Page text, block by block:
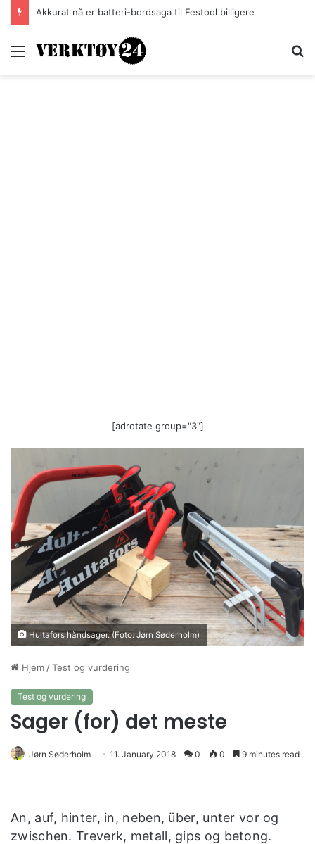
Akkurat nå er batteri-bordsaga til Festool billigere
Meny
[adrotate group="3"]
Hultafors håndsager. (Foto: Jørn Søderholm)
Hjem /Test og vurdering
Test og vurdering
Sager (for) det meste
Jørn Søderholm 11. January 2018 0 0 9 minutes read
An, auf, hinter, in, neben, über, unter vor og
zwischen. Treverk, metall, gips og betong.